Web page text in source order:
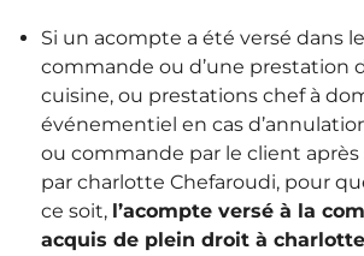
Si un acompte a été versé dans
commande ou d’une prestation
cuisine, ou prestations chef à
événementiel en cas
ou commande par le client
par charlotte Chefaroudi, pour
ce soit, l’acompte versé à la
acquis de plein droit à